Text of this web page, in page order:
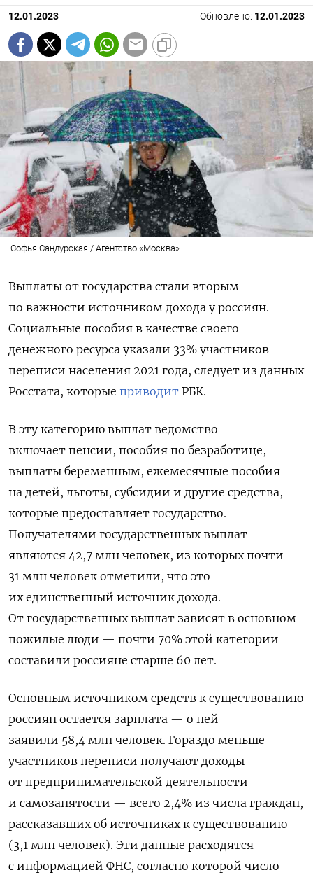
12.01.2023 Обновлено: 12.01.2023
Софья Сандурская / Агентство «Москва»
Выплаты от государства стали вторым
по важности источником дохода у россиян.
Социальные пособия в качестве своего
денежного ресурса указали 33% участников
переписи населения 2021 года, следует из данных
Росстата, которые приводит РБК.
В эту категорию выплат ведомство
включает пенсии, пособия по безработице,
выплаты беременным, ежемесячные пособия
на детей, льготы, субсидии и другие средства,
которые предоставляет государство.
Получателями государственных выплат
являются 42,7 млн человек, из которых почти
31 млн человек отметили, что это
их единственный источник дохода.
От государственных выплат зависят в основном
пожилые люди — почти 70% этой категории
составили россияне старше 60 лет.
Основным источником средств к существованию
россиян остается зарплата — о ней
заявили 58,4 млн человек. Гораздо меньше
участников переписи получают доходы
от предпринимательской деятельности
и самозанятости — всего 2,4% из числа граждан,
рассказавших об источниках к существованию
(3,1 млн человек). Эти данные расходятся
с информацией ФНС, согласно которой число